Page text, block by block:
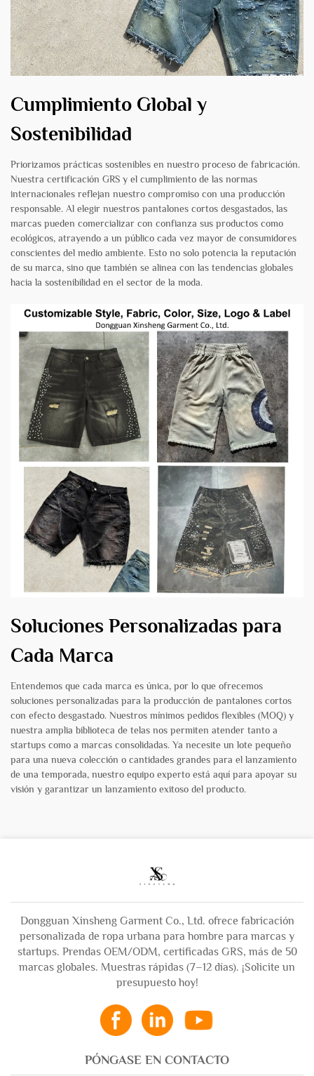
Cumplimiento Global y
Sostenibilidad
Priorizamos prácticas sostenibles en nuestro proceso de fabricación.
Nuestra certificación GRS y el cumplimiento de las normas
internacionales reflejan nuestro compromiso con una producción
responsable. Al elegir nuestros pantalones cortos desgastados, las
marcas pueden comercializar con confianza sus productos como
ecológicos, atrayendo a un público cada vez mayor de consumidores
conscientes del medio ambiente. Esto no solo potencia la reputación
de su marca, sino que también se alinea con las tendencias globales
hacia la sostenibilidad en el sector de la moda.
Soluciones Personalizadas para
Cada Marca
Entendemos que cada marca es única, por lo que ofrecemos
soluciones personalizadas para la producción de pantalones cortos
con efecto desgastado. Nuestros mínimos pedidos flexibles (MOQ) y
nuestra amplia biblioteca de telas nos permiten atender tanto a
startups como a marcas consolidadas. Ya necesite un lote pequeño
para una nueva colección o cantidades grandes para el lanzamiento
de una temporada, nuestro equipo experto está aquí para apoyar su
visión y garantizar un lanzamiento exitoso del producto.
Dongguan Xinsheng Garment Co., Ltd. ofrece fabricación
personalizada de ropa urbana para hombre para marcas y
startups. Prendas OEM/ODM, certificadas GRS, más de 50
marcas globales. Muestras rápidas (7–12 días). ¡Solicite un
presupuesto hoy!
PÓNGASE EN CONTACTO